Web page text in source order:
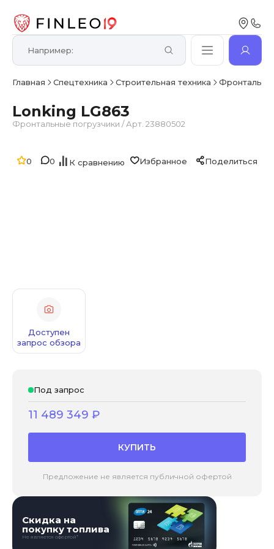
Главная Спецтехника Строительная техника
Lonking LG863
Фронтальные погрузчики /Арт. 23880502
0 0 К сравнению Избранное Поделиться
Доступен
запрос обзора
Под запрос
11 489 349 ₽
КУПИТЬ
Предложение не является публичной офертой
Скидка на
покупку топлива
Не является офертой*